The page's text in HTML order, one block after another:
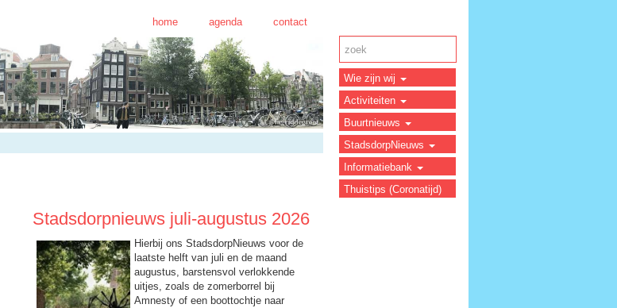
home agenda contact
Stadsdorpnieuws juli-augustus 2026
Hierbij ons StadsdorpNieuws voor de
laatste helft van juli en de maand
augustus, barstensvol verlokkende
uitjes, zoals de zomerborrel bij
Amnesty of een boottochtje naar
Wie zijn wij
Activiteiten
Buurtnieuws
StadsdorpNieuws
Informatiebank
Thuistips (Coronatijd)